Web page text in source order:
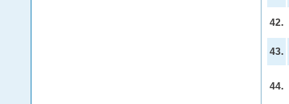
42.
43.
44.